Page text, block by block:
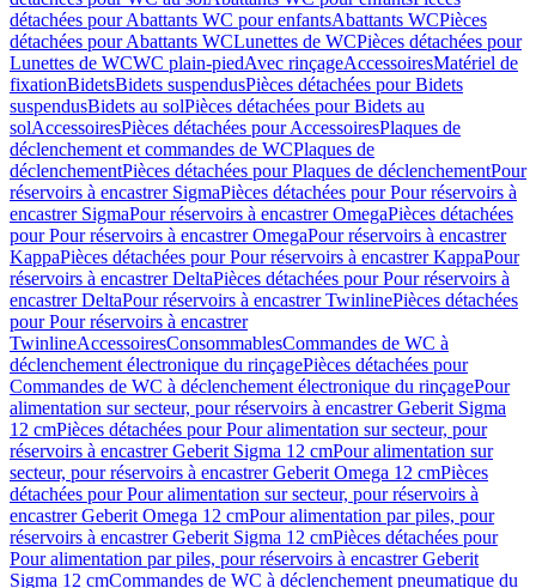
détachées pour Abattants WC pour enfantsAbattants WCPièces
détachées pour Abattants WCLunettes de WCPièces détachées pour
Lunettes de WCWC plain-piedAvec rinçageAccessoiresMatériel de
fixationBidetsBidets suspendusPièces détachées pour Bidets
suspendusBidets au solPièces détachées pour Bidets au
solAccessoiresPièces détachées pour AccessoiresPlaques de
déclenchement et commandes de WCPlaques de
déclenchementPièces détachées pour Plaques de déclenchementPour
réservoirs à encastrer SigmaPièces détachées pour Pour réservoirs à
encastrer SigmaPour réservoirs à encastrer OmegaPièces détachées
pour Pour réservoirs à encastrer OmegaPour réservoirs à encastrer
KappaPièces détachées pour Pour réservoirs à encastrer KappaPour
réservoirs à encastrer DeltaPièces détachées pour Pour réservoirs à
encastrer DeltaPour réservoirs à encastrer TwinlinePièces détachées
pour Pour réservoirs à encastrer
TwinlineAccessoiresConsommablesCommandes de WC à
déclenchement électronique du rinçagePièces détachées pour
Commandes de WC à déclenchement électronique du rinçagePour
alimentation sur secteur, pour réservoirs à encastrer Geberit Sigma
12 cmPièces détachées pour Pour alimentation sur secteur, pour
réservoirs à encastrer Geberit Sigma 12 cmPour alimentation sur
secteur, pour réservoirs à encastrer Geberit Omega 12 cmPièces
détachées pour Pour alimentation sur secteur, pour réservoirs à
encastrer Geberit Omega 12 cmPour alimentation par piles, pour
réservoirs à encastrer Geberit Sigma 12 cmPièces détachées pour
Pour alimentation par piles, pour réservoirs à encastrer Geberit
Sigma 12 cmCommandes de WC à déclenchement pneumatique du